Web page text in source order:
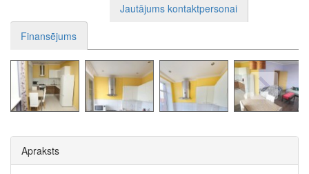
Jautājums kontaktpersonai
Finansējums
Apraksts